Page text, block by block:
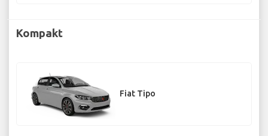
Kompakt
Fiat Tipo